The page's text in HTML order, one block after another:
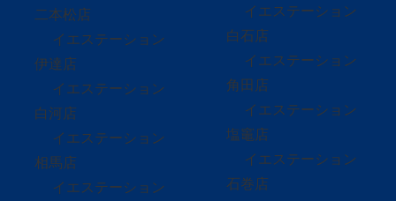
二本松店
イエステーション
伊達店
イエステーション
白河店
イエステーション
相馬店
イエステーション
イエステーション
白石店
イエステーション
角田店
イエステーション
塩竈店
イエステーション
石巻店